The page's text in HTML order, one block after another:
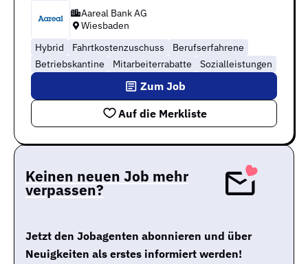
Aareal Bank AG
Wiesbaden
Hybrid
Fahrtkostenzuschuss
Berufserfahrene
Betriebskantine
Mitarbeiterrabatte Sozialleistungen
Auf die Merkliste
Zum Job
Keinen neuen Job mehr
verpassen?
Jetzt den Jobagenten abonnieren und über
Neuigkeiten als erstes informiert werden!